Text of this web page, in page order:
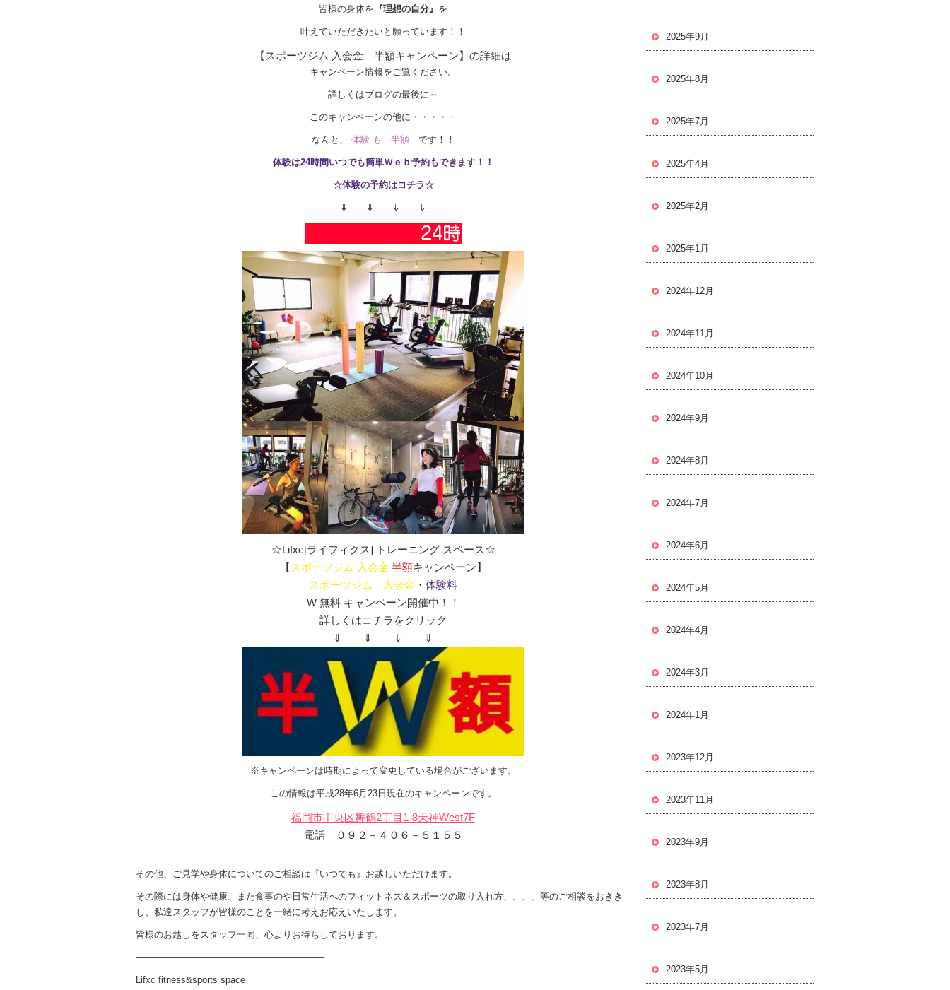
皆様の身体を 『理想の自分』 を
叶えていただきたいと願っています！！
【スポーツジム 入会金 半額キャンペーン】の詳細は
キャンペーン情報をご覧ください。
詳しくはブログの最後に～
このキャンペーンの他に・・・・・
なんと、 体験 も 半額です！！
体験は24時間いつでも簡単Ｗｅｂ予約もできます！！
☆体験の予約はコチラ☆
⇓ ⇓ ⇓ ⇓
☆Lifxc[ライフィクス] トレーニング スペース☆
【 スポーツジム 入会金 半額キャンペーン】
スポーツジム 入会金 ・ 体験料
W 無料 キャンペーン開催中！！
詳しくはコチラをクリック
⇓ ⇓ ⇓ ⇓
※キャンペーンは時期によって変更している場合がございます。
この情報は平成28年6月23日現在のキャンペーンです。
福岡市中央区舞鶴2丁目1-8天神West7F
電話 ０９２－４０６－５１５５
その他、ご見学や身体についてのご相談は『いつでも』お越しいただけます。
その際には身体や健康、また食事のや日常生活へのフィットネス＆スポーツの取り入れ方、、、、等のご相談をおきき
し、私達スタッフが皆様のことを一緒に考えお応えいたします。
皆様のお越しをスタッフ一同、心よりお待ちしております。
————————————————————–
Lifxc fitness&sports space
2025年9月
2025年8月
2025年7月
2025年4月
2025年2月
2025年1月
2024年12月
2024年11月
2024年10月
2024年9月
2024年8月
2024年7月
2024年6月
2024年5月
2024年4月
2024年3月
2024年1月
2023年12月
2023年11月
2023年9月
2023年8月
2023年7月
2023年5月